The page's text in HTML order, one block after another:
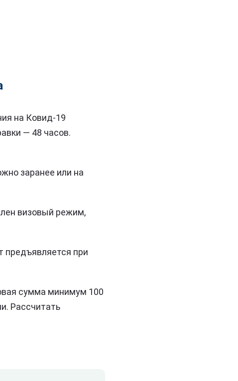
на Ковид-19
— 48 часов.
заранее или на
визовый режим,
предъявляется при
сумма минимум 100
Рассчитать